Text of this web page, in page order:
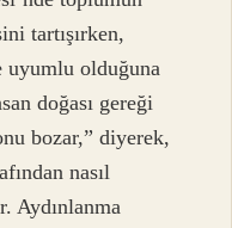
tartışırken,
uyumlu olduğuna
doğası gereği
bozar,” diyerek,
nasıl
Aydınlanma